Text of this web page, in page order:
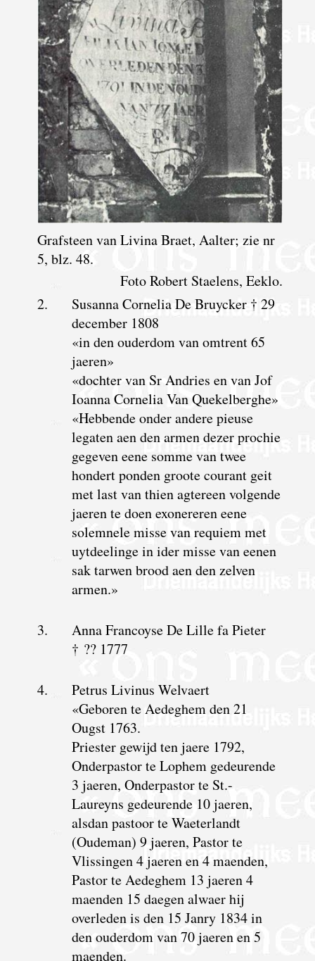
Grafsteen van Livina Braet, Aalter; zie nr
5, blz. 48.
Foto Robert Staelens, Eeklo.
2.
Susanna Cornelia De Bruycker † 29
december 1808
«in den ouderdom van omtrent 65
jaeren»
«dochter van Sr Andries en van Jof
Ioanna Cornelia Van Quekelberghe»
«Hebbende onder andere pieuse
legaten aen den armen dezer prochie
gegeven eene somme van twee
hondert ponden groote courant geit
met last van thien agtereen volgende
jaeren te doen exonereren eene
solemnele misse van requiem met
uytdeelinge in ider misse van eenen
sak tarwen brood aen den zelven
armen.»
3.
Anna Francoyse De Lille fa Pieter
† ?? 1777
4.
Petrus Livinus Welvaert
«Geboren te Aedeghem den 21
Ougst 1763.
Priester gewijd ten jaere 1792,
Onderpastor te Lophem gedeurende
3 jaeren, Onderpastor te St.-
Laureyns gedeurende 10 jaeren,
alsdan pastoor te Waeterlandt
(Oudeman) 9 jaeren, Pastor te
Vlissingen 4 jaeren en 4 maenden,
Pastor te Aedeghem 13 jaeren 4
maenden 15 daegen alwaer hij
overleden is den 15 Janry 1834 in
den ouderdom van 70 jaeren en 5
maenden.